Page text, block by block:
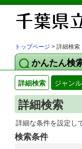
トップページ > 詳細検索
かんたん検
詳細検索 ジャン
詳細検索
詳細な条件を設定し
検索条件